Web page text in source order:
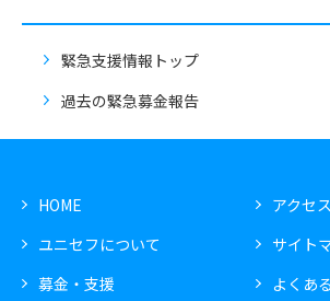
緊急支援情報トップ
過去の緊急募金報告
HOME
ユニセフについて
募金・支援
アクセス
サイト
よくあ